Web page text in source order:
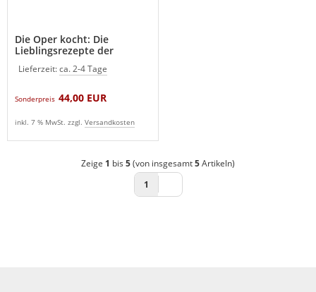
Die Oper kocht: Die
Lieblingsrezepte der
Lieferzeit:ca. 2-4 Tage
Sonderpreis 44,00 EUR
inkl. 7 % MwSt. zzgl. Versandkosten
Zeige 1 bis 5(von insgesamt5Artikeln)
1